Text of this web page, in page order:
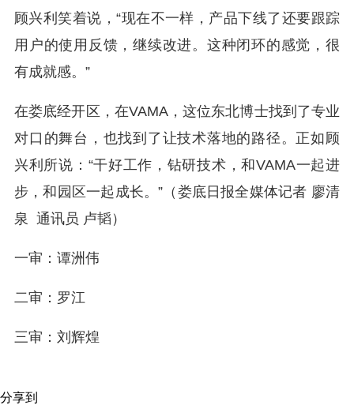
顾兴利笑着说，“现在不一样，产品下线了还要跟踪
用户的使用反馈，继续改进。这种闭环的感觉，很
有成就感。”
在娄底经开区，在VAMA，这位东北博士找到了专业
对口的舞台，也找到了让技术落地的路径。正如顾
兴利所说：“干好工作，钻研技术，和VAMA一起进
步，和园区一起成长。”（娄底日报全媒体记者 廖清
泉 通讯员 卢韬）
一审：谭洲伟
二审：罗江
三审：刘辉煌
分享到